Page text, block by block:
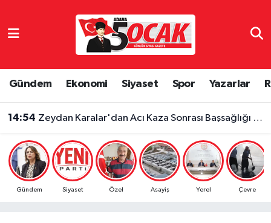
Gündem Ekonomi Siyaset Spor Yazarlar
14:54 Zeydan Karalar'dan Acı Kaza Sonrası Başsağlığı Mesajı
Gündem Siyaset Özel Asayiş Yerel Çevre
Dünya
Eğitim
Adana Nöbetçi Eczaneler
Adana Trafik Yoğunluk Haritası
Süper Lig Puan Durumu ve Fikstür